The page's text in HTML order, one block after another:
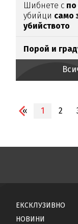
Шибнете с по
убийци само
убийството
Порой и
« 1 2
ЕКСКЛУЗИВНО
НОВИНИ